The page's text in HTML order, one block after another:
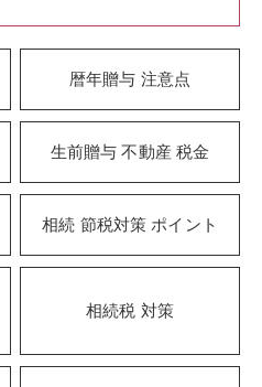
暦年贈与 注意点
生前贈与 不動産 税金
相続 節税対策 ポイント
相続税 対策